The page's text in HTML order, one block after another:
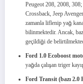
Peugeot 208, 2008,
Crossback, Jeep
zamanla liflenip yağ
bilinmektedir. Ancak,
geçildiği de
Ford 1.0 Ecoboost
yağda çalışan triger
Ford Transit (bazı